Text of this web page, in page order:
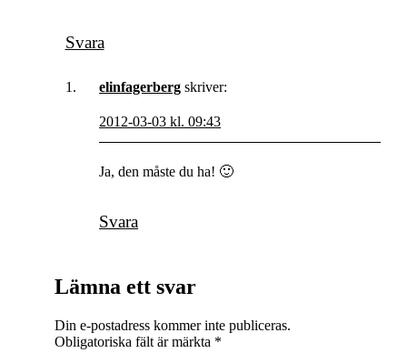
Svara
elinfagerberg skriver:
2012-03-03 kl. 09:43
Ja, den måste du ha! 🙂
Svara
Lämna ett svar
Din e-postadress kommer inte publiceras.
Obligatoriska fält är märkta *